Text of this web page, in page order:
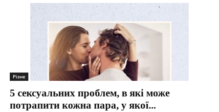
Різне
5 сексуальних проблем, в які може
потрапити кожна пара, у якої...